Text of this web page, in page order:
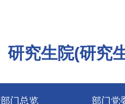
研究生院(研究
部门总览 部门党